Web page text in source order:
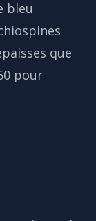
bleu
que
pour